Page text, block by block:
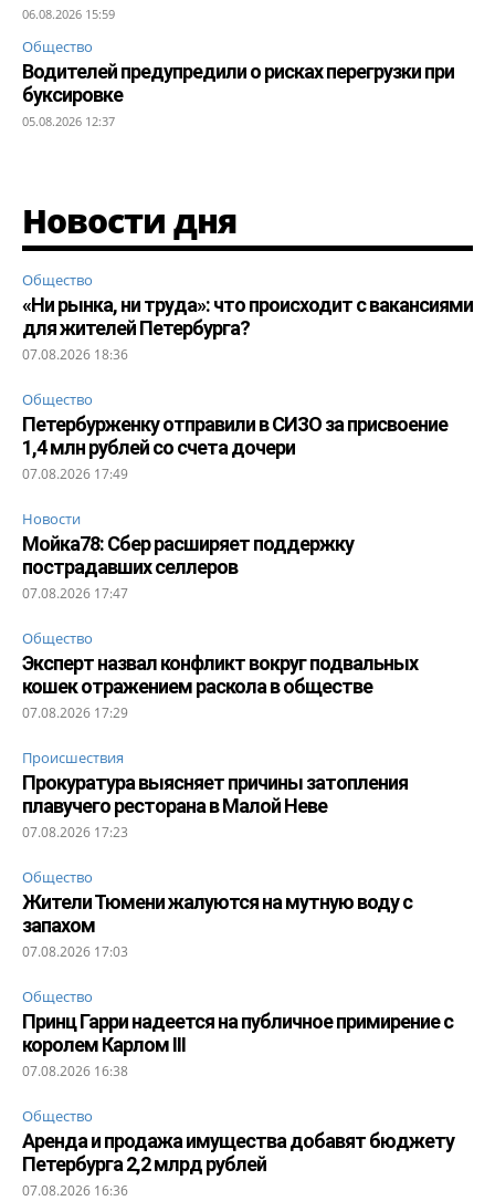
06.08.2026 15:59
Общество
Водителей предупредили о рисках перегрузки при
буксировке
05.08.2026 12:37
Новости дня
Общество
«Ни рынка, ни труда»: что происходит с вакансиями
для жителей Петербурга?
07.08.2026 18:36
Общество
Петербурженку отправили в СИЗО за присвоение
1,4 млн рублей со счета дочери
07.08.2026 17:49
Новости
Мойка78: Сбер расширяет поддержку
пострадавших селлеров
07.08.2026 17:47
Общество
Эксперт назвал конфликт вокруг подвальных
кошек отражением раскола в обществе
07.08.2026 17:29
Происшествия
Прокуратура выясняет причины затопления
плавучего ресторана в Малой Неве
07.08.2026 17:23
Общество
Жители Тюмени жалуются на мутную воду с
запахом
07.08.2026 17:03
Общество
Принц Гарри надеется на публичное примирение с
королем Карлом III
07.08.2026 16:38
Общество
Аренда и продажа имущества добавят бюджету
Петербурга 2,2 млрд рублей
07.08.2026 16:36